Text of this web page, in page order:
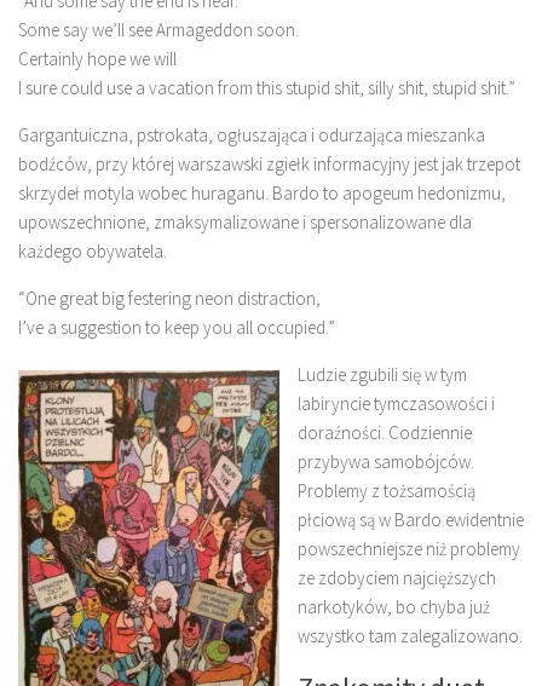
Some say we’ll see Armageddon soon.
Certainly hope we will
I sure could use a vacation from this stupid shit, silly shit, stupid shit.”
Gargantuiczna, pstrokata, ogłuszająca i odurzająca mieszanka
bodźców, przy której warszawski zgiełk informacyjny jest jak trzepot
skrzydeł motyla wobec huraganu. Bardo to apogeum hedonizmu,
upowszechnione, zmaksymalizowane i spersonalizowane dla
każdego obywatela.
“One great big festering neon distraction,
I’ve a suggestion to keep you all occupied.”
Ludzie zgubili się w tym
labiryncie tymczasowości i
doraźności. Codziennie
przybywa samobójców.
Problemy z tożsamością
płciową są w Bardo ewidentnie
powszechniejsze niż problemy
ze zdobyciem najcięższych
narkotyków, bo chyba już
wszystko tam zalegalizowano.